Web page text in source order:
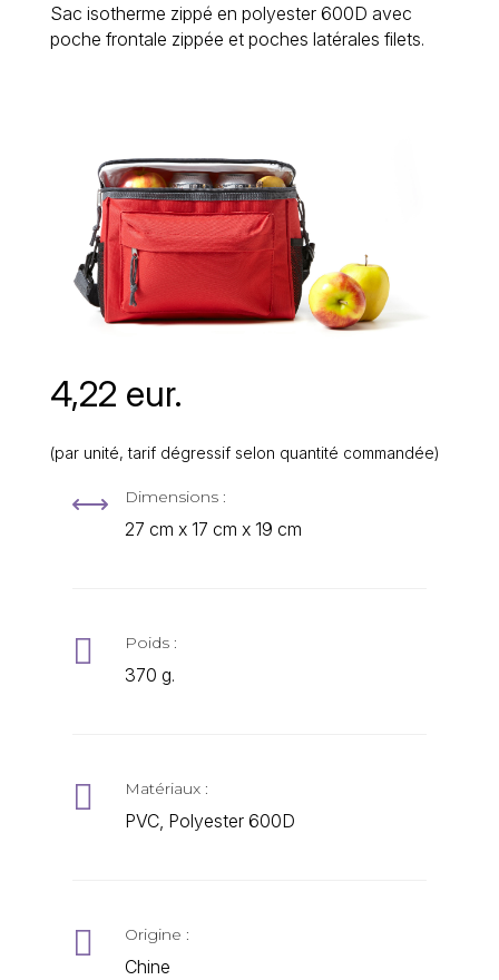
4,22 eur.
(par unité, tarif dégressif selon quantité commandée)
Sac isotherme zippé en polyester 600D avec
poche frontale zippée et poches latérales filets.
, Dimensions :
27 cm x 17 cm x 19 cm
 Poids :
370 g.
 Matériaux :
PVC, Polyester 600D
 Origine :
Chine